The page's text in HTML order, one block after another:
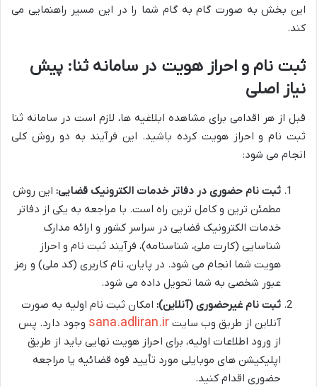
این بخش به صورت گام به گام شما را در این مسیر راهنمایی می
کند.
ثبت نام و احراز هویت در سامانه ثنا: پیش
نیاز اصلی
قبل از هر اقدامی برای مشاهده ابلاغیه ها، لازم است در سامانه ثنا
ثبت نام و احراز هویت کرده باشید. این فرآیند به دو روش کلی
انجام می شود:
ثبت نام حضوری در دفاتر خدمات الکترونیک قضایی: این روش
مطمئن ترین و کامل ترین راه است. با مراجعه به یکی از دفاتر
خدمات الکترونیک قضایی در سراسر کشور و ارائه مدارک
شناسایی (کارت ملی، شناسنامه)، فرآیند ثبت نام و احراز
هویت شما انجام می شود. در پایان، نام کاربری (کد ملی) و رمز
عبور شخصی به شما تحویل داده می شود.
ثبت نام غیرحضوری (آنلاین): امکان ثبت نام اولیه به صورت
آنلاین از طریق وب سایت sana.adliran.ir وجود دارد. پس
از ورود اطلاعات اولیه، برای احراز هویت نهایی باید از طریق
اپلیکیشن های موبایلی مورد تأیید قوه قضائیه یا مراجعه
حضوری اقدام کنید.